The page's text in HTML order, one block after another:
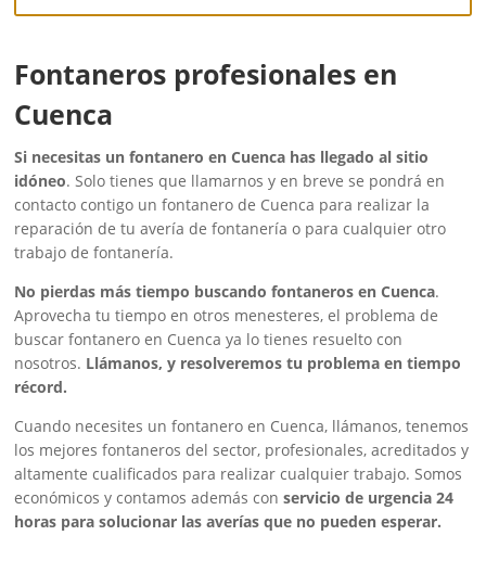
Fontaneros profesionales en
Cuenca
Si necesitas un fontanero en Cuenca has llegado al sitio
idóneo. Solo tienes que llamarnos y en breve se pondrá en
contacto contigo un fontanero de Cuenca para realizar la
reparación de tu avería de fontanería o para cualquier otro
trabajo de fontanería.
No pierdas más tiempo buscando fontaneros en Cuenca.
Aprovecha tu tiempo en otros menesteres, el problema de
buscar fontanero en Cuenca ya lo tienes resuelto con
nosotros. Llámanos, y resolveremos tu problema en tiempo
récord.
Cuando necesites un fontanero en Cuenca, llámanos, tenemos
los mejores fontaneros del sector, profesionales, acreditados y
altamente cualificados para realizar cualquier trabajo. Somos
económicos y contamos además conservicio de urgencia 24
horas para solucionar las averías que no pueden esperar.